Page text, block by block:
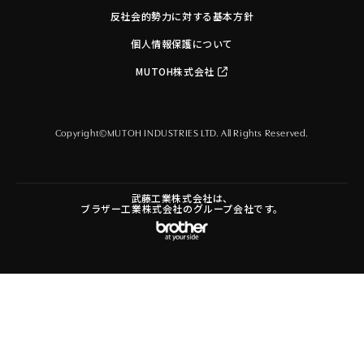
反社会的勢力に対する基本方針
個人情報保護について
MUTOH株式会社
Copyright©MUTOH INDUSTRIES LTD. All Rights Reserved.
武藤工業株式会社は、
ブラザー工業株式会社のグループ会社です。